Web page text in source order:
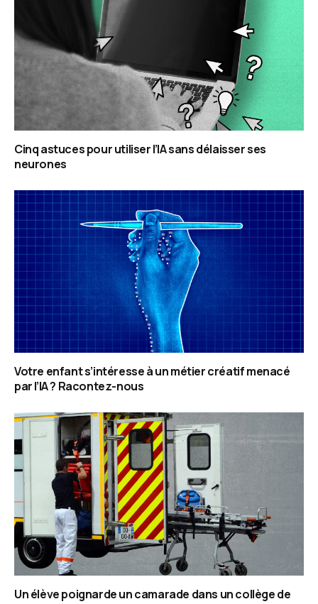
Cinq astuces pour utiliser l’IA sans délaisser ses
neurones
Votre enfant s’intéresse à un métier créatif menacé
par l’IA ? Racontez-nous
Un élève poignarde un camarade dans un collège de